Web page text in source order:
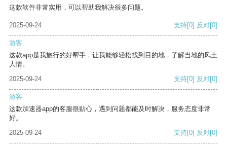
这款软件非常实用，可以帮助我解决很多问题。
2025-09-24 支持[0] 反对[0]
游客
这款app是我旅行的好帮手，让我能够轻松找到目的地，了解当地的风土
人情。
2025-09-24
支持[0] 反对[0]
游客
这款加速器app的客服很贴心，遇到问题都能及时解决，服务态度非常
好。
2025-09-24
支持[0] 反对[0]